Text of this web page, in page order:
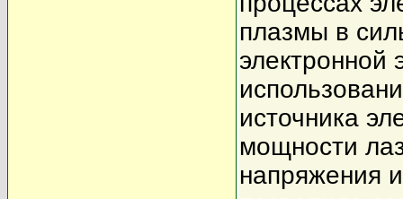
плазмы в
электронной
источника
мощности
напряжения